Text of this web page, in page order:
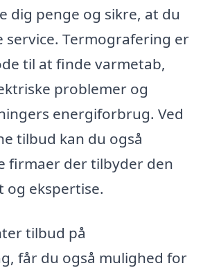
dig penge og sikre, at du
service. Termografering er
til at finde varmetab,
problemer og
energiforbrug. Ved
tilbud kan du også
firmaer der tilbyder den
og ekspertise.
tilbud på
får du også mulighed for